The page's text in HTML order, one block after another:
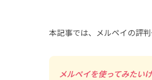
本記事では、メルペイの評
メルペイを使ってみたい